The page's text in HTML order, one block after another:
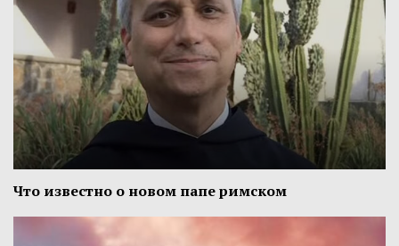
Что известно о новом папе римском